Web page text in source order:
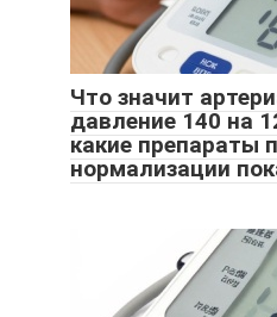
Что значит
давление 140 на
какие препараты
нормализации